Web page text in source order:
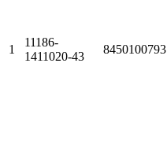
1
11186-
1411020-43
8450100793